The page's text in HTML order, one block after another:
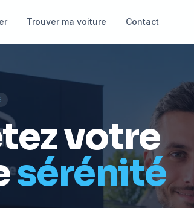
Trouver ma voiture Contact
votre
sérénité